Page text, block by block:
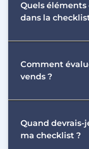
s'assurer que
couverts,
Quels
dans la
Les éléments
documents
l’objet à vendre,
Comment
vends ?
Pour évaluer la
un expert pour
rechercher des
Quand devrais-
ma checklist ?